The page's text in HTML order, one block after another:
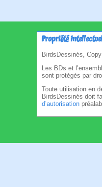
Propriété
BirdsDessinés,
Les BDs et
sont protégés par
Toute utilisation en
BirdsDessinés doit
d’autorisation